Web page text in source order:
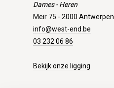
Dames - Heren
Meir 75 - 2000 Antwerpen
info@west-end.be
03 232 06 86
Bekijk onze ligging